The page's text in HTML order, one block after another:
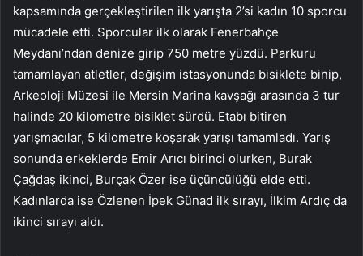
kapsamında gerçekleştirilen ilk yarışta 2’si kadın 10 sporcu
mücadele etti. Sporcular ilk olarak Fenerbahçe
Meydanı’ndan denize girip 750 metre yüzdü. Parkuru
tamamlayan atletler, değişim istasyonunda bisiklete binip,
Arkeoloji Müzesi ile Mersin Marina kavşağı arasında 3 tur
halinde 20 kilometre bisiklet sürdü. Etabı bitiren
yarışmacılar, 5 kilometre koşarak yarışı tamamladı. Yarış
sonunda erkeklerde Emir Arıcı birinci olurken, Burak
Çağdaş ikinci, Burçak Özer ise üçüncülüğü elde etti.
Kadınlarda ise Özlenen İpek Günad ilk sırayı, İlkim Ardıç da
ikinci sırayı aldı.